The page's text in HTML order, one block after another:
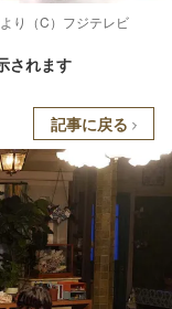
り（C）フジテレビ
されます
記事に戻る